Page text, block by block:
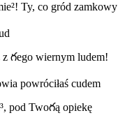
Ty, co gród zamkowy
గego wiernym ludem!
powróciłaś cudem
pod Twoగą opiekę